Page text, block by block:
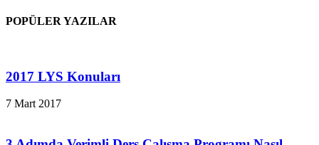
POPÜLER YAZILAR
2017 LYS Konuları
7 Mart 2017